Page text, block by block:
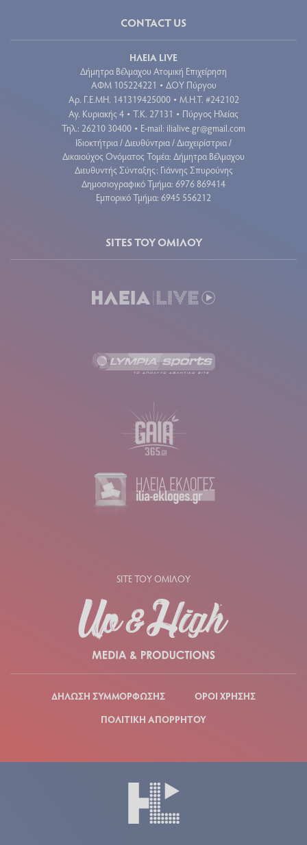
CONTACT US
ΗΛΕΙΑ LIVE
Δήμητρα Βέλμαχου Ατομική Επιχείρηση
ΑΦΜ 105224221 • ΔΟΥ Πύργου
Aρ. Γ.Ε.ΜΗ. 141319425000 • Μ.Η.Τ. #242102
Αγ. Κυριακής 4 • Τ.Κ. 27131 • Πύργος Ηλείας
Τηλ.: 26210 30400 • E-mail: ilialive.gr@gmail.com
Ιδιοκτήτρια / Διευθύντρια / Διαχειρίστρια /
Δικαιούχος Ονόματος Τομέα: Δήμητρα Βέλμαχου
Διευθυντής Σύνταξης: Γιάννης Σπυρούνης
Δημοσιογραφικό Τμήμα: 6976 869414
Εμπορικό Τμήμα: 6945 556212
SITES ΤΟΥ ΟΜΙΛΟΥ
SITE ΤΟΥ ΟΜΙΛΟΥ
ΔΗΛΩΣΗ ΣΥΜΜΟΡΦΩΣΗΣ
ΟΡΟΙ ΧΡΗΣΗΣ
ΠΟΛΙΤΙΚΗ ΑΠΟΡΡΗΤΟΥ